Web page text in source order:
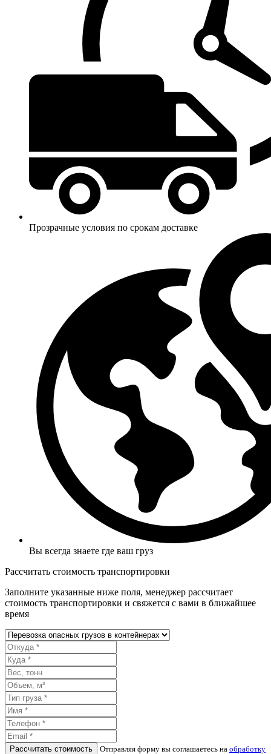
Прозрачные условия по срокам доставке
Вы всегда знаете где ваш груз
Рассчитать стоимость транспортировки
Заполните указанные ниже поля, менеджер рассчитает
стоимость транспортировки и свяжется с вами в ближайшее
время
Рассчитать стоимость Отправляя форму вы соглашаетесь на обработку